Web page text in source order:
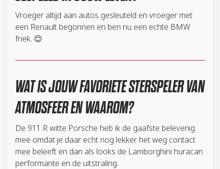
Vroeger altijd aan autos gesleuteld en vroeger met
een Renault begonnen en ben nu een echte BMW
friek. 😊
WAT IS JOUW FAVORIETE STERSPELER VAN
ATMOSFEER EN WAAROM?
De 911 R witte Porsche heb ik de gaafste belevenig
mee omdat je daar echt nog lekker het weg contact
mee beleeft en dan als looks de Lamborghini huracan
performante en de uitstraling.